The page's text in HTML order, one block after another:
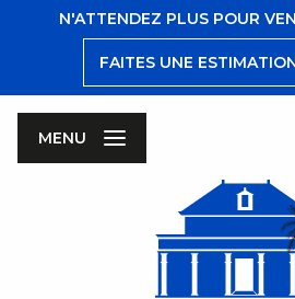
N'ATTENDEZ PLUS POUR
FAITES UNE
MENU